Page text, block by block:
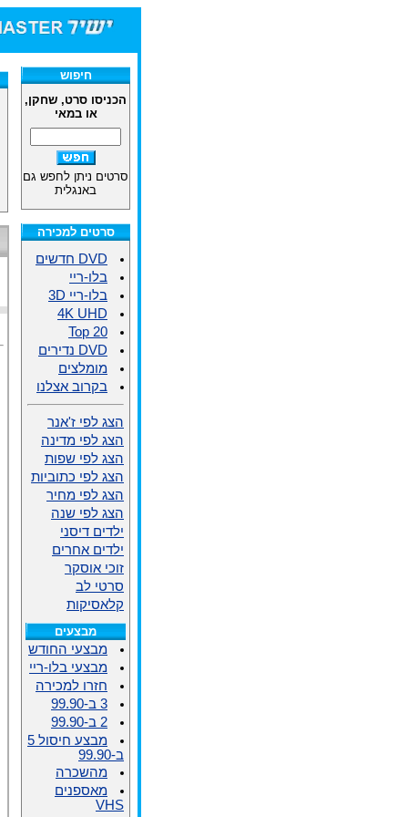
חיפוש
הכניסו סרט, שחקן,
או במאי
סרטים ניתן לחפש גם
באנגלית
סרטים למכירה
DVD חדשים
בלו-ריי
בלו-ריי 3D
4K UHD
Top 20
DVD נדירים
מומלצים
בקרוב אצלנו
הצג לפי ז'אנר
הצג לפי מדינה
הצג לפי שפות
הצג לפי כתוביות
הצג לפי מחיר
הצג לפי שנה
ילדים דיסני
ילדים אחרים
זוכי אוסקר
סרטי לב
קלאסיקות
מבצעים
מבצעי החודש
מבצעי בלו-ריי
חזרו למכירה
3 ב-99.90
2 ב-99.90
מבצע חיסול 5
ב-99.90
מהשכרה
מאספנים
VHS